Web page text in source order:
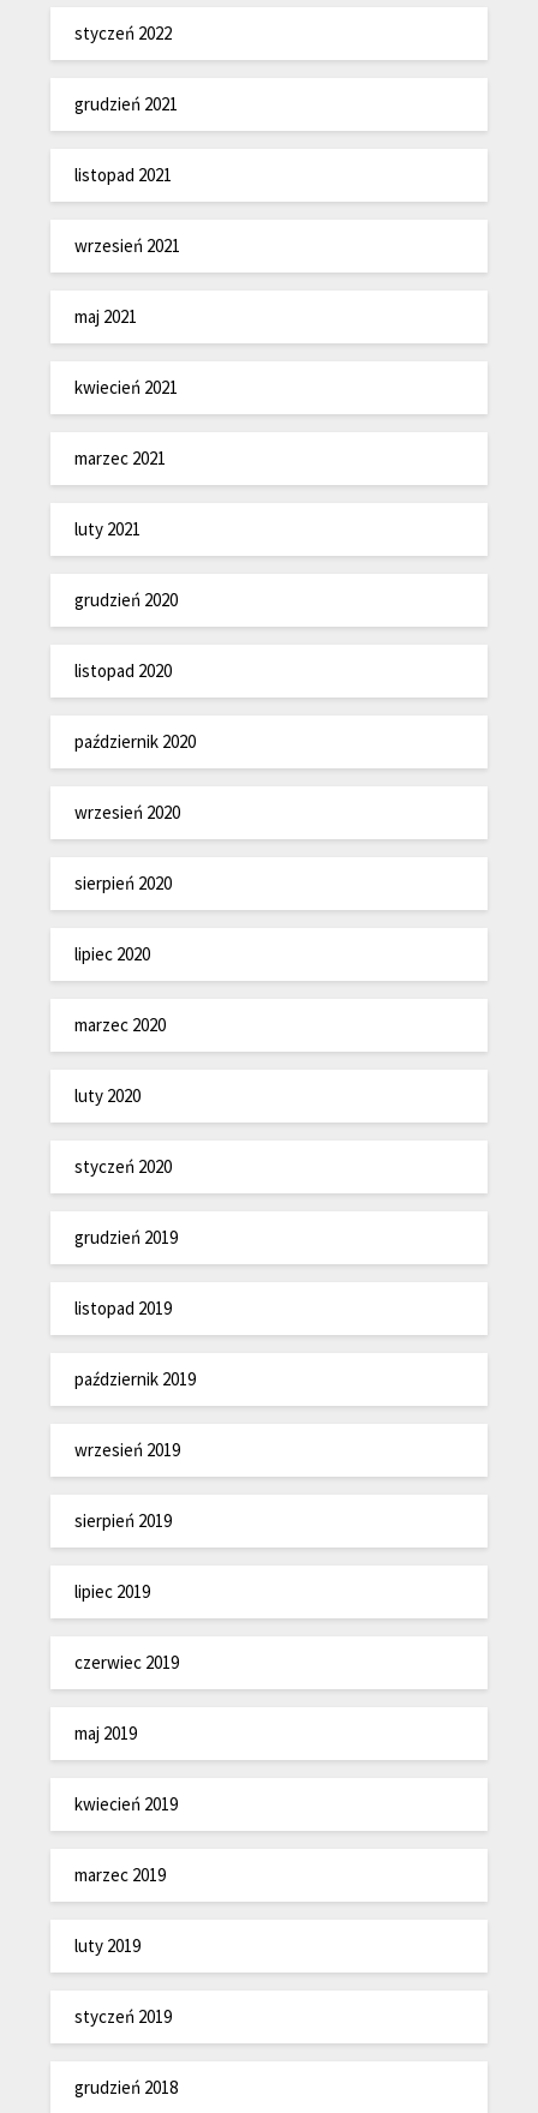
styczeń 2022
grudzień 2021
listopad 2021
wrzesień 2021
maj 2021
kwiecień 2021
marzec 2021
luty 2021
grudzień 2020
listopad 2020
październik 2020
wrzesień 2020
sierpień 2020
lipiec 2020
marzec 2020
luty 2020
styczeń 2020
grudzień 2019
listopad 2019
październik 2019
wrzesień 2019
sierpień 2019
lipiec 2019
czerwiec 2019
maj 2019
kwiecień 2019
marzec 2019
luty 2019
styczeń 2019
grudzień 2018